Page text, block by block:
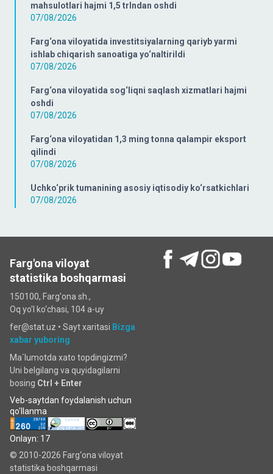
mahsulotlari hajmi 1,5 trlndan oshdi
07/08/2026
Farg‘ona viloyatida investitsiyalarning qariyb yarmi
ishlab chiqarish sanoatiga yo‘naltirildi
07/08/2026
Farg‘ona viloyatida sog‘liqni saqlash xizmatlari hajmi
oshdi
07/08/2026
Farg‘ona viloyatidan 1,3 ming tonna qalampir eksport
qilindi
07/08/2026
Uchko‘prik tumanining asosiy iqtisodiy ko‘rsatkichlari
07/08/2026
Farg'ona viloyat
statistika boshqarmasi
150100, Farg'ona sh.,
Oq yo'l ko‘chаsi, 104 a-uy
fer@stat.uz • Sayt xaritasi Bizga
xabar yuboring
Ma`lumotda xato topdingizmi?
Uni belgilang va quyidagilarni
bosing Ctrl + Enter
Veb-saytdan foydalanish uchun
qo'llanma
Onlayn: 17
© 2010-2026 Farg‘ona viloyat
statistika boshqarmasi